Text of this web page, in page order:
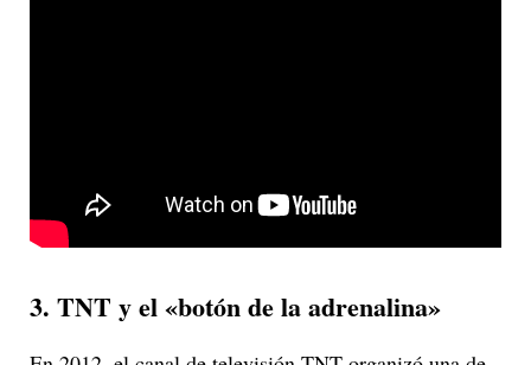
3. TNT y el «botón de la adrenalina»